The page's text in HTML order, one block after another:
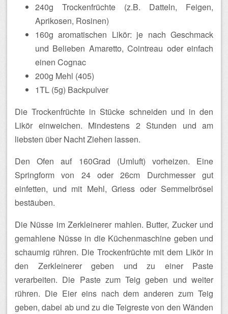
240g Trockenfrüchte (z.B. Datteln, Feigen,
Aprikosen, Rosinen)
160g aromatischen Likör: je nach Geschmack
und Belieben Amaretto, Cointreau oder einfach
einen Cognac
200g Mehl (405)
1TL (5g) Backpulver
Die Trockenfrüchte in Stücke schneiden und in den
Likör einweichen. Mindestens 2 Stunden und am
liebsten über Nacht Ziehen lassen.
Den Ofen auf 160Grad (Umluft) vorheizen. Eine
Springform von 24 oder 26cm Durchmesser gut
einfetten, und mit Mehl, Griess oder Semmelbrösel
bestäuben.
Die Nüsse im Zerkleinerer mahlen. Butter, Zucker und
gemahlene Nüsse in die Küchenmaschine geben und
schaumig rühren. Die Trockenfrüchte mit dem Likör in
den Zerkleinerer geben und zu einer Paste
verarbeiten. Die Paste zum Teig geben und weiter
rühren. Die Eier eins nach dem anderen zum Teig
geben, dabei ab und zu die Teigreste von den Wänden